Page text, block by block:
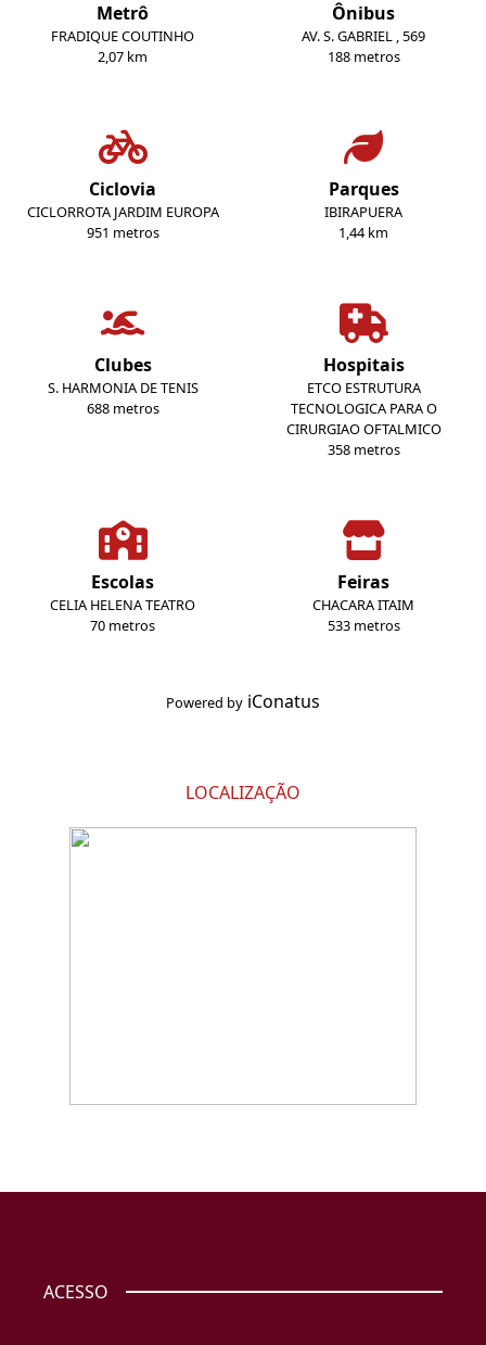
Metrô
FRADIQUE COUTINHO
2,07 km
Ônibus
AV. S. GABRIEL , 569
188 metros
Ciclovia
CICLORROTA JARDIM EUROPA
951 metros
Parques
IBIRAPUERA
1,44 km
Clubes
S. HARMONIA DE TENIS
688 metros
Hospitais
ETCO ESTRUTURA
TECNOLOGICA PARA O
CIRURGIAO OFTALMICO
358 metros
Escolas
CELIA HELENA TEATRO
70 metros
Feiras
CHACARA ITAIM
533 metros
Powered by iConatus
LOCALIZAÇÃO
ACESSO